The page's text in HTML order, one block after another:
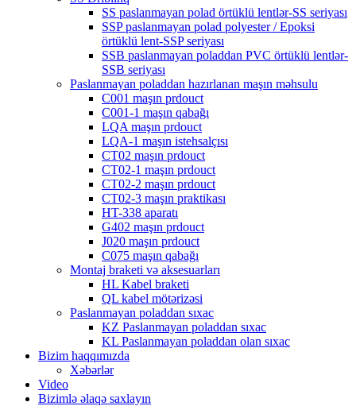
SS paslanmayan polad örtüklü lentlər-SS seriyası
SSP paslanmayan polad polyester / Epoksi
örtüklü lent-SSP seriyası
SSB paslanmayan poladdan PVC örtüklü lentlər-
SSB seriyası
Paslanmayan poladdan hazırlanan maşın məhsulu
C001 maşın prdouct
C001-1 maşın qabağı
LQA maşın prdouct
LQA-1 maşın istehsalçısı
CT02 maşın prdouct
CT02-1 maşın prdouct
CT02-2 maşın prdouct
CT02-3 maşın praktikası
HT-338 aparatı
G402 maşın prdouct
J020 maşın prdouct
C075 maşın qabağı
Montaj braketi və aksesuarları
HL Kabel braketi
QL kabel mötərizəsi
Paslanmayan poladdan sıxac
KZ Paslanmayan poladdan sıxac
KL Paslanmayan poladdan olan sıxac
Bizim haqqımızda
Xəbərlər
Video
Bizimlə əlaqə saxlayın